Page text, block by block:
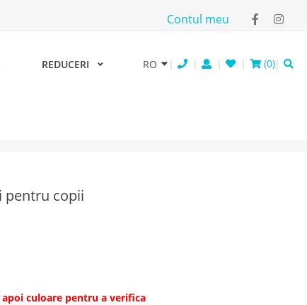
Contul meu
REDUCERI (0)
pentru copii
culoare pentru a verifica